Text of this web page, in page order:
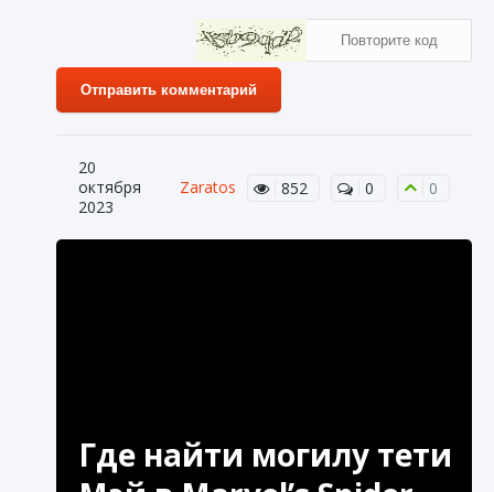
Отправить комментарий
20
октября
2023
Zaratos 852 0 0
Где найти могилу тети